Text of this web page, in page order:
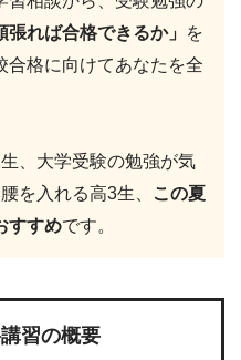
張れば合格できるか」 を
合格に向けてあなたを全
、大学受験の勉強が気
を入れる高3生、
この夏
すすめです。
習の概要